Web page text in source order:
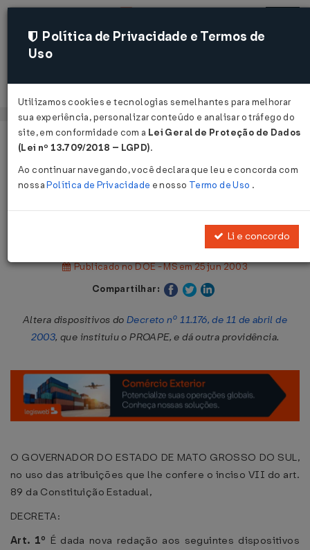
Acessar
Página Inicial
Legislações
Decreto nº 11.269 de 24/06/2003
Publicado no DOE - MS em 25 jun 2003
Compartilhar:
Altera dispositivos do Decreto nº 11.176, de 11 de abril de
2003, que instituiu o PROAPE, e dá outra providência.
O GOVERNADOR DO ESTADO DE MATO GROSSO DO SUL,
no uso das atribuições que lhe confere o inciso VII do art.
89 da Constituição Estadual,
DECRETA:
Art. 1º É dada nova redação aos seguintes dispositivos
Política de Privacidade e Termos de
Uso
Utilizamos cookies e tecnologias semelhantes para melhorar
sua experiência, personalizar conteúdo e analisar o tráfego do
site, em conformidade com a Lei Geral de Proteção de Dados
(Lei nº 13.709/2018 – LGPD).
Ao continuar navegando, você declara que leu e concorda com
nossaPolítica de Privacidade e nosso Termo de Uso .
Li e concordo